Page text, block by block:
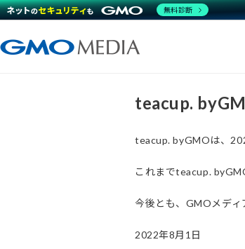
teacup.
teacup. byGMOは、
これまでteacup.
今後とも、GMOメディ
2022年8月1日
無料診断